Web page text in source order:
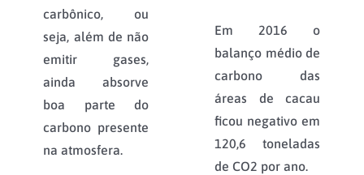
carbônico, ou
seja, além de não
emitir gases,
ainda absorve
boa parte do
carbono presente
na atmosfera.
Em 2016 o
balanço médio de
carbono das
áreas de cacau
ficou negativo em
120,6 toneladas
de CO2 por ano.